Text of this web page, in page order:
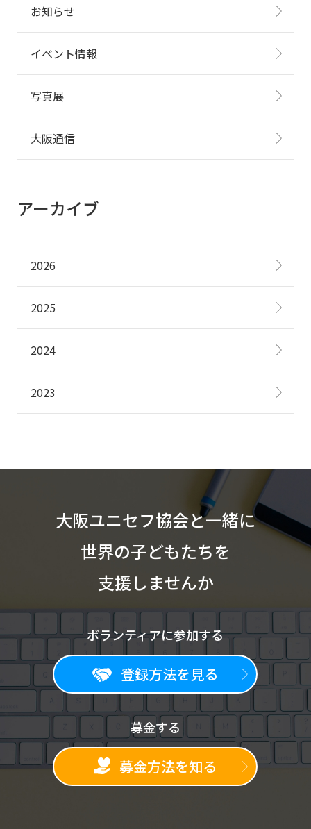
お知らせ
イベント情報
写真展
大阪通信
アーカイブ
2026
2025
2024
2023
大阪ユニセフ協会と一緒に
世界の子どもたちを
支援しませんか
ボランティアに参加する
登録方法を見る
募金する
募金方法を知る